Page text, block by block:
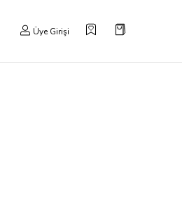
Üye Girişi